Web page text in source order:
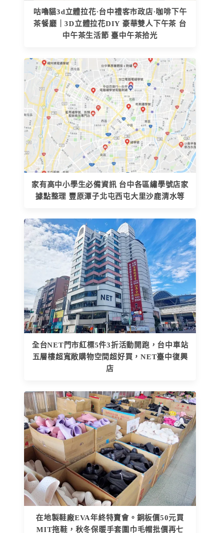
咕嚕貓3d立體拉花·台中禮客市政店·咖啡下午
茶餐廳｜3D立體拉花DIY 豪華雙人下午茶 台
中午茶生活節 臺中午茶拾光
家有高中小學生必備資訊 台中各區繡學號店家
據點整理 豐原潭子北屯西屯大里沙鹿清水等
全台NET門市紅標5件3折活動開跑，台中車站
五層樓超寬敞購物空間超好買，NET臺中復興
店
在地製鞋廠EVA年終特賣會。銅板價50元買
MIT拖鞋，秋冬保暖手套圍巾毛帽批價再七